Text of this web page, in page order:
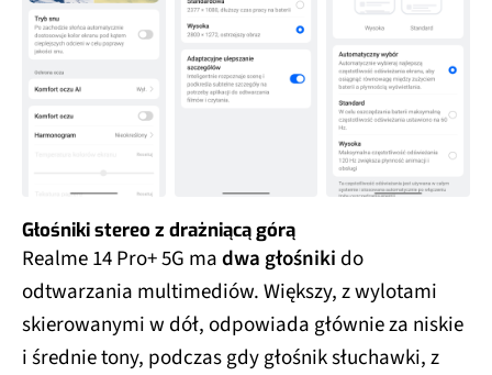
Głośniki stereo z drażniącą górą
Realme 14 Pro+ 5G madwa głośniki do
odtwarzania multimediów. Większy, z wylotami
skierowanymi w dół, odpowiada głównie za niskie
i średnie tony, podczas gdy głośnik słuchawki, z